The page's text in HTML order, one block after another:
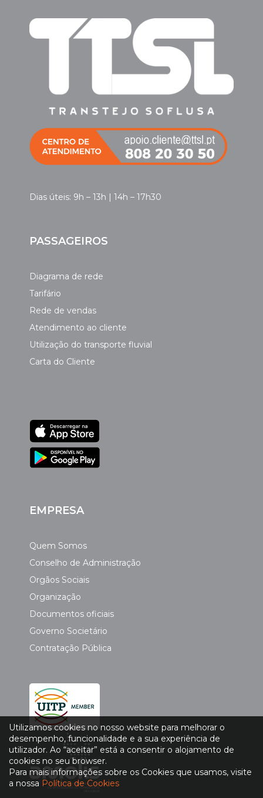
Dias úteis: 9h – 13h | 14h – 17h30
PASSAGEIROS
Diagrama de rede
Tarifário
Rede de vendas
Atendimento ao cliente
Utilização do transporte fluvial
Carta do Cliente
EMPRESA
Quem Somos
Conselho de Administração
Orgãos Sociais
Organização
Documentos oficiais
Governo Societário
Contratação Pública
Utilizamos cookies no nosso website para melhorar o
desempenho, funcionalidade e a sua experiência de
utilizador. Ao “aceitar” está a consentir o alojamento de
cookies no seu browser.
Para mais informações sobre os Cookies que usamos, visite
a nossa Política de Cookies